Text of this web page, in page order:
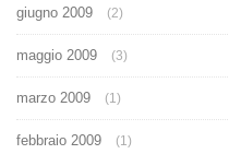
giugno 2009 (2)
maggio 2009 (3)
marzo 2009 (1)
febbraio 2009 (1)